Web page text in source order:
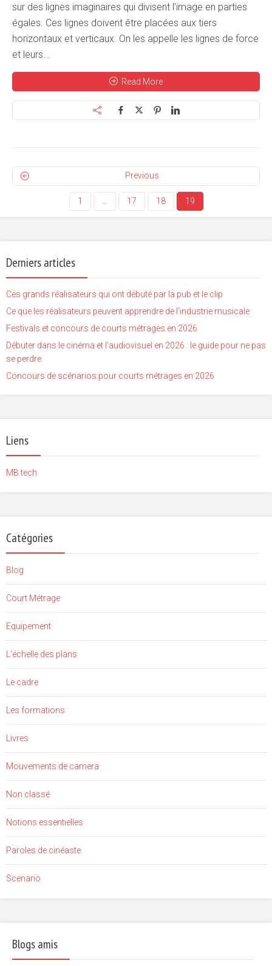
sur des lignes imaginaires qui divisent l’image en parties
égales. Ces lignes doivent être placées aux tiers
horizontaux et verticaux. On les appelle les lignes de force
et leurs...
Read More
Previous
1 17 18 19
Derniers articles
Ces grands réalisateurs qui ont débuté par la pub et le clip
Ce que les réalisateurs peuvent apprendre de l’industrie musicale
Festivals et concours de courts métrages en 2026
Débuter dans le cinéma et l’audiovisuel en 2026 : le guide pour ne pas
se perdre
Concours de scénarios pour courts métrages en 2026
Liens
MB tech
Catégories
Blog
Court Métrage
Equipement
L'échelle des plans
Le cadre
Les formations
Livres
Mouvements de camera
Non classé
Notions essentielles
Paroles de cinéaste
Scenario
Blogs amis